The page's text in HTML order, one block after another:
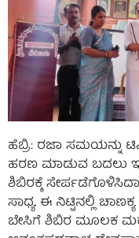
ಹೆಬ್ರಿ: ರಜಾ ಸಮಯನ್ನು
ಹರಣ ಮಾಡುವ ಬದಲು
ಶಿಬಿರಕ್ಕೆ
ಸಾಧ್ಯ. ಈ ನಿಟ್ಟಿನಲ್ಲಿ
ಬೇಸಿಗೆ ಶಿಬಿರ ಮೂಲಕ